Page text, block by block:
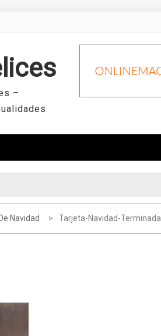
–
Navidad Tarjeta-Navidad-Terminada